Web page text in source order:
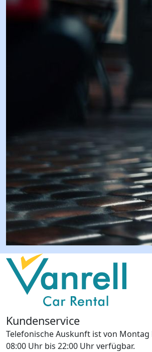
Kundenservice
Telefonische Auskunft ist von Montag
08:00 Uhr bis 22:00 Uhr verfügbar.